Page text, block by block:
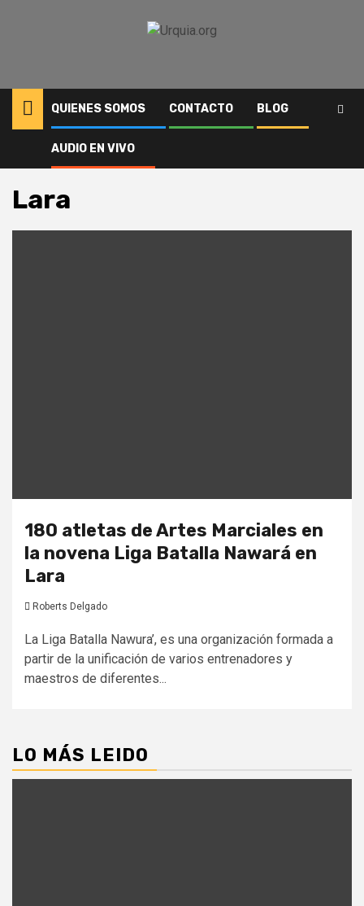
QUIENES SOMOS CONTACTO BLOG
AUDIO EN VIVO
Lara
Lara
180 atletas de Artes Marciales en
la novena Liga Batalla Nawará en
Lara
Roberts Delgado
La Liga Batalla Nawura’, es una organización formada a
partir de la unificación de varios entrenadores y
maestros de diferentes...
LO MÁS LEIDO